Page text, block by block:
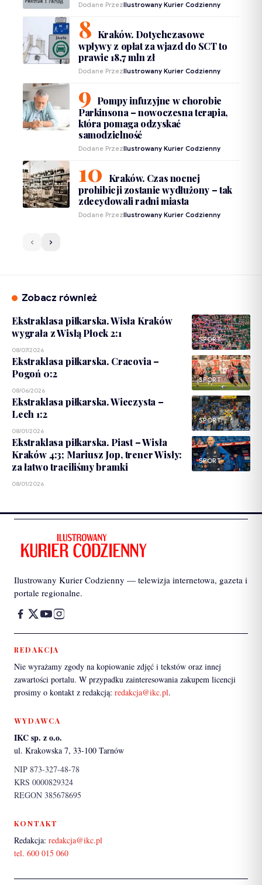
Dodane PrzezIlustrowany Kurier Codzienny
Kraków. Dotychczasowe
wpływy z opłat za wjazd do SCT to
prawie 18,7 mln zł
Dodane PrzezIlustrowany Kurier Codzienny
Pompy infuzyjne w chorobie
Parkinsona – nowoczesna terapia,
która pomaga odzyskać
samodzielność
Dodane PrzezIlustrowany Kurier Codzienny
Kraków. Czas nocnej
prohibicji zostanie wydłużony – tak
zdecydowali radni miasta
Dodane PrzezIlustrowany Kurier Codzienny
Zobacz również
SPORT
Ekstraklasa piłkarska. Wisła Kraków
wygrała z Wisłą Płock 2:1
08/07/2026
SPORT
Ekstraklasa piłkarska. Cracovia –
Pogoń 0:2
08/06/2026
SPORT
Ekstraklasa piłkarska. Wieczysta –
Lech 1:2
08/01/2026
SPORT
Ekstraklasa piłkarska. Piast – Wisła
Kraków 4:3; Mariusz Jop, trener Wisły:
za łatwo traciliśmy bramki
08/01/2026
Ilustrowany Kurier Codzienny — telewizja internetowa, gazeta i
portale regionalne.
REDAKCJA
Nie wyrażamy zgody na kopiowanie zdjęć i tekstów oraz innej
zawartości portalu. W przypadku zainteresowania zakupem licencji
prosimy o kontakt z redakcją: redakcja@ikc.pl.
WYDAWCA
IKC sp. z o.o.
ul. Krakowska 7, 33-100 Tarnów
NIP 873-327-48-78
KRS 0000829324
REGON 385678695
KONTAKT
Redakcja: redakcja@ikc.pl
tel. 600 015 060